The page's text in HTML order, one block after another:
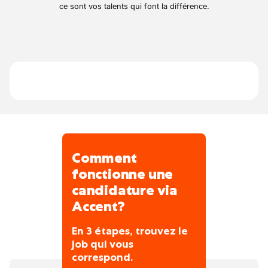
accident, la peinture et les interventions
ce sont vos talents qui font la différence.
Comment
fonctionne une
candidature via
Accent?
En 3 étapes, trouvez le
job qui vous
correspond.